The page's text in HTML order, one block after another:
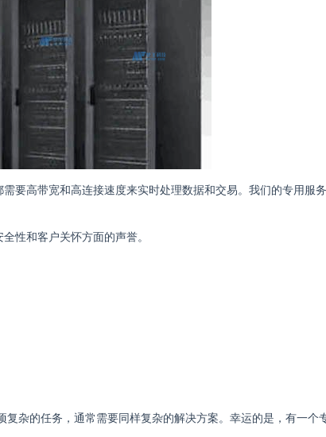
要高带宽和高连接速度来实时处理数据和交易。我们的专用服
性和客户关怀方面的声誉。
杂的任务，通常需要同样复杂的解决方案。幸运的是，有一个